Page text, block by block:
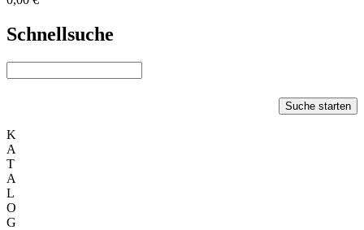
Schnellsuche
Suche starten
K
A
T
A
L
O
G